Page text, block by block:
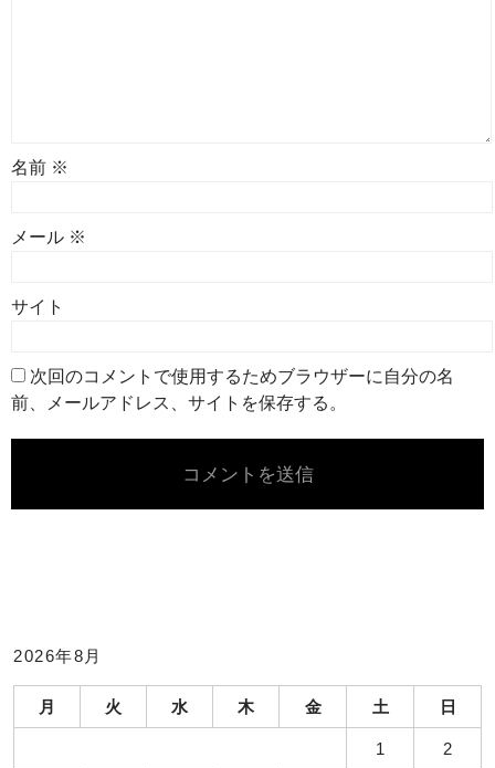
名前 ※
メール ※
サイト
次回のコメントで使用するためブラウザーに自分の名
前、メールアドレス、サイトを保存する。
2026年8月
月 火 水 木 金 土 日
1 2